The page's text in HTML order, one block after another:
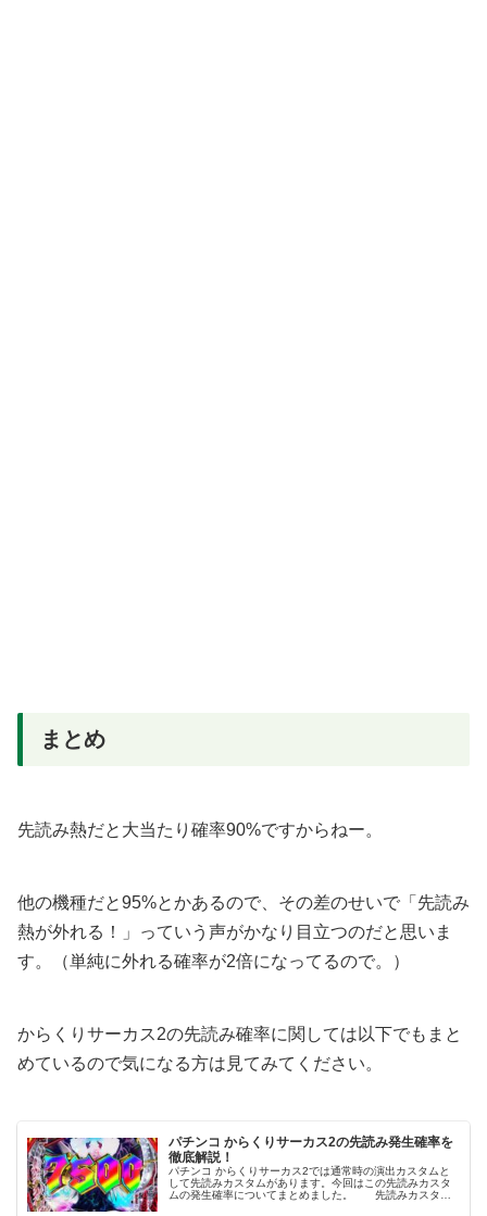
まとめ
先読み熱だと大当たり確率90%ですからねー。
他の機種だと95%とかあるので、その差のせいで「先読み
熱が外れる！」っていう声がかなり目立つのだと思いま
す。（単純に外れる確率が2倍になってるので。）
からくりサーカス2の先読み確率に関しては以下でもまと
めているので気になる方は見てみてください。
パチンコ からくりサーカス2の先読み発生確率を
徹底解説！
パチンコ からくりサーカス2では通常時の演出カスタムと
して先読みカスタムがあります。今回はこの先読みカスタ
ムの発生確率についてまとめました。 先読みカスタム